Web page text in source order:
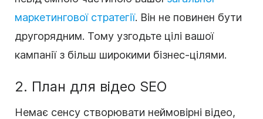
маркетингової стратегії. Він не повинен бути
другорядним. Тому узгодьте цілі вашої
кампанії з більш широкими бізнес-цілями.
2. План для відео SEO
Немає сенсу створювати неймовірні відео,